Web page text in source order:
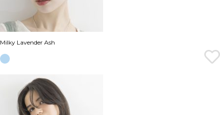
Milky Lavender Ash